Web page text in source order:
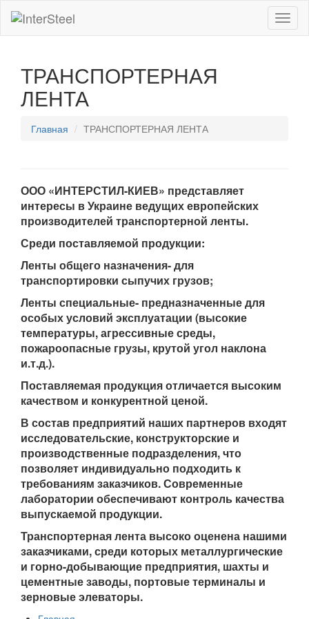
ТРАНСПОРТЕРНАЯ
ЛЕНТА
Главная ТРАНСПОРТЕРНАЯ ЛЕНТА
ООО «ИНТЕРСТИЛ-КИЕВ» представляет
интересы в Украине ведущих европейских
производителей транспортерной ленты.
Среди поставляемой продукции:
Ленты общего назначения- для
транспортировки сыпучих грузов;
Ленты специальные- предназначенные для
особых условий эксплуатации (высокие
температуры, агрессивные среды,
пожароопасные грузы, крутой угол наклона
и.т.д.).
Поставляемая продукция отличается высоким
качеством и конкурентной ценой.
В состав предприятий наших партнеров входят
исследовательские, конструкторские и
производственные подразделения, что
позволяет индивидуально подходить к
требованиям заказчиков. Современные
лаборатории обеспечивают контроль качества
выпускаемой продукции.
Транспортерная лента высоко оценена нашими
заказчиками, среди которых металлургические
и горно-добывающие предприятия, шахты и
цементные заводы, портовые терминалы и
зерновые элеваторы.